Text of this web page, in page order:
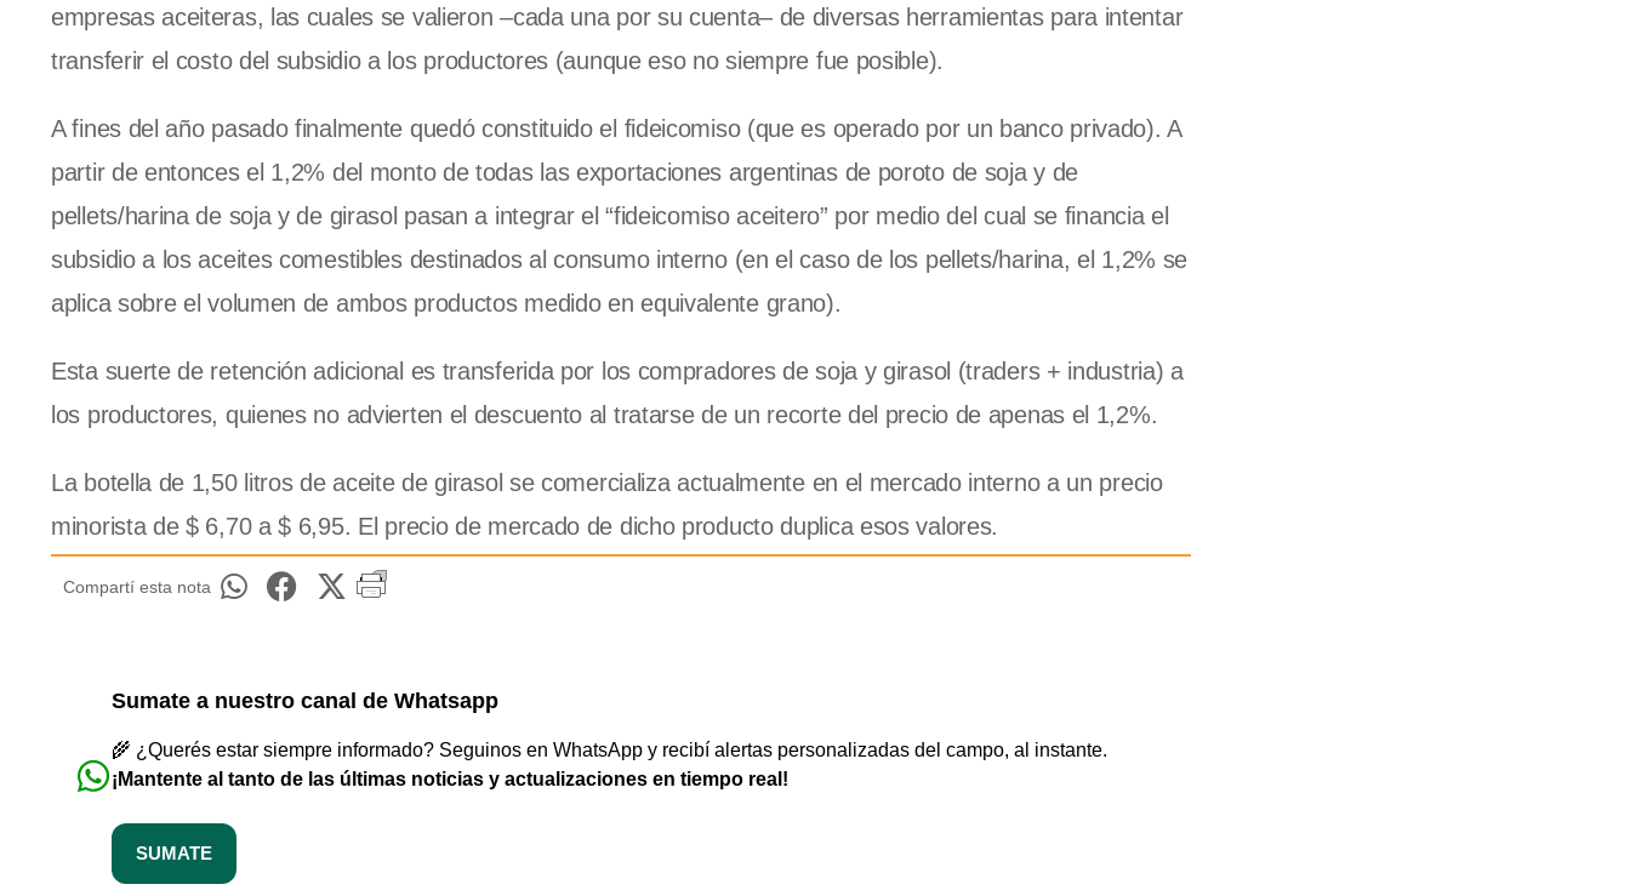
empresas aceiteras, las cuales se valieron –cada una por su cuenta– de diversas herramientas para intentar
transferir el costo del subsidio a los productores (aunque eso no siempre fue posible).
A fines del año pasado finalmente quedó constituido el fideicomiso (que es operado por un banco privado). A
partir de entonces el 1,2% del monto de todas las exportaciones argentinas de poroto de soja y de
pellets/harina de soja y de girasol pasan a integrar el “fideicomiso aceitero” por medio del cual se financia el
subsidio a los aceites comestibles destinados al consumo interno (en el caso de los pellets/harina, el 1,2% se
aplica sobre el volumen de ambos productos medido en equivalente grano).
Esta suerte de retención adicional es transferida por los compradores de soja y girasol (traders + industria) a
los productores, quienes no advierten el descuento al tratarse de un recorte del precio de apenas el 1,2%.
La botella de 1,50 litros de aceite de girasol se comercializa actualmente en el mercado interno a un precio
minorista de $ 6,70 a $ 6,95. El precio de mercado de dicho producto duplica esos valores.
Compartí esta nota
Sumate a nuestro canal de Whatsapp
🌾 ¿Querés estar siempre informado? Seguinos en WhatsApp y recibí alertas personalizadas del campo, al instante.
¡Mantente al tanto de las últimas noticias y actualizaciones en tiempo real!
SUMATE